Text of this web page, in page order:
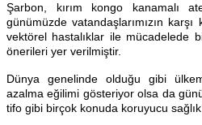
Şarbon, kırım kongo kanamalı
günümüzde vatandaşlarımızın
vektörel hastalıklar ile mücadelede
önerileri yer verilmiştir.
Dünya genelinde olduğu gibi
azalma eğilimi gösteriyor olsa da
tifo gibi birçok konuda koruyucu sağlık